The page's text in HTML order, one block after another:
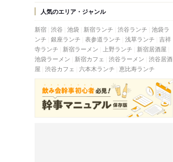
人気のエリア・ジャンル
新宿 渋谷 池袋 新宿ランチ 渋谷ランチ 池袋ラ
ンチ 銀座ランチ 表参道ランチ 浅草ランチ 吉祥
寺ランチ
新宿ラーメン 上野ランチ
新宿居酒屋
池袋ラーメン
新宿カフェ 渋谷ラーメン 渋谷居酒
屋 渋谷カフェ 六本木ランチ 恵比寿ランチ